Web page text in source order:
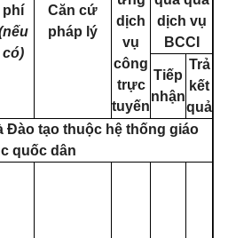
phí
có)
Căn cứ
pháp lý
dịch
vụ
công
trực
tuyến
dịch vụ
BCCI
Tiếp
nhận
Trả
kết
quả
Đào tạo thuộc hệ thống giáo
quốc dân